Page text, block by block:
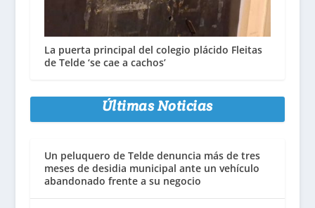
La puerta principal del colegio plácido Fleitas
de Telde ‘se cae a cachos’
Últimas Noticias
Un peluquero de Telde denuncia más de tres
meses de desidia municipal ante un vehículo
abandonado frente a su negocio